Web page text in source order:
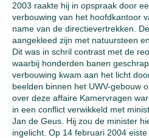
2003 raakte hij in opspraak door
verbouwing van het hoofdkantoor
name van de directievertrekken.
aangekleed zijn met natuursteen
Dit was in schril contrast met de
waarbij honderden banen
verbouwing kwam aan het licht
beelden binnen het UWV-gebouw
over deze affaire Kamervragen
in een conflict verwikkeld met
Jan de Geus. Hij zou de minister
ingelicht. Op 14 februari 2004